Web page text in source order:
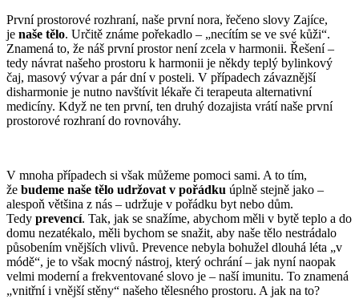
První prostorové rozhraní, naše první nora, řečeno slovy Zajíce,
je naše tělo. Určitě známe pořekadlo – „necítím se ve své kůži“.
Znamená to, že náš první prostor není zcela v harmonii. Řešení –
tedy návrat našeho prostoru k harmonii je někdy teplý bylinkový
čaj, masový vývar a pár dní v posteli. V případech závaznější
disharmonie je nutno navštívit lékaře či terapeuta alternativní
medicíny. Když ne ten první, ten druhý dozajista vrátí naše první
prostorové rozhraní do rovnováhy.
V mnoha případech si však můžeme pomoci sami. A to tím,
že budeme naše tělo udržovat v pořádku úplně stejně jako –
alespoň většina z nás – udržuje v pořádku byt nebo dům.
Tedy prevencí. Tak, jak se snažíme, abychom měli v bytě teplo a do
domu nezatékalo, měli bychom se snažit, aby naše tělo nestrádalo
působením vnějších vlivů. Prevence nebyla bohužel dlouhá léta „v
módě“, je to však mocný nástroj, který ochrání – jak nyní naopak
velmi moderní a frekventované slovo je – naší imunitu. To znamená
„vnitřní i vnější stěny“ našeho tělesného prostoru. A jak na to?